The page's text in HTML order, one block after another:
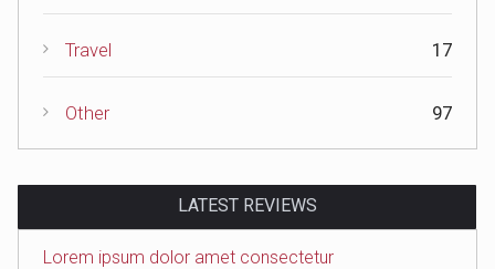
Travel 17
Other 97
LATEST REVIEWS
Lorem ipsum dolor amet consectetur